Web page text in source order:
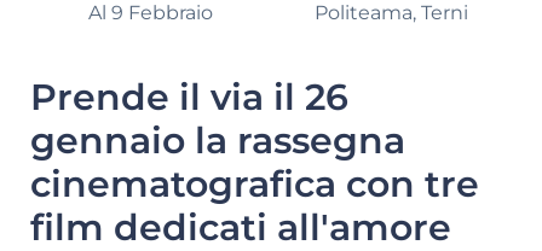
Al 9 Febbraio
Politeama, Terni
Prende il via il 26
gennaio la rassegna
cinematografica con tre
film dedicati all'amore